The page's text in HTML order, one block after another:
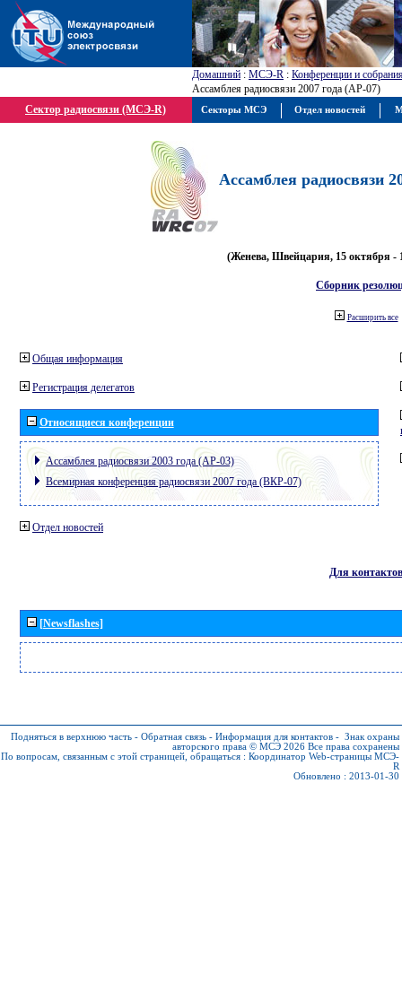
Домашний : МСЭ-R : Конференции и
Ассамблея радиосвязи 2007 года (АР-07)
Сектор радиосвязи (МСЭ-R)
Ассамблея радиосвязи
(Женева, Швейцария, 15 октября -
Сборник
Расширить все
Общая информация
Регистрация делегатов
Относящиеся конференции
Ассамблея радиосвязи 2003 года (АР-03)
Всемирная конференция радиосвязи 2007 года (ВКР-07)
Отдел новостей
Для контактов
[Newsflashes]
Подняться в верхнюю часть - Обратная связь - Информация для контактов - Знак охраны
авторского права © МСЭ 2026 Все права сохранены
По вопросам, связанным с этой страницей, обращаться : Координатор Web-страницы МСЭ-
R
Обновлено : 2013-01-30
Секторы МСЭ Отдел новостей